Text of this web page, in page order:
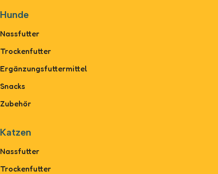
Hunde
Nassfutter
Trockenfutter
Ergänzungsfuttermittel
Snacks
Zubehör
Katzen
Nassfutter
Trockenfutter